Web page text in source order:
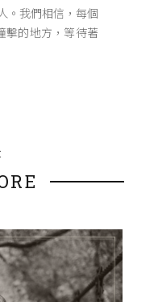
。我們相信，每個
擊的地方，等待著